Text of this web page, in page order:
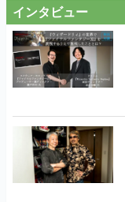
インタビュー